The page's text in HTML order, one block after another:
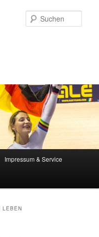
Impressum & Service
LEBEN